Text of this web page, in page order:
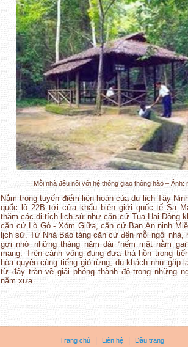
Mỗi nhà đều nối với hệ thống giao thông hào – Ảnh:
Nằm trong tuyến điểm liên hoàn của du lịch Tây
quốc lộ 22B tới cửa khẩu biên giới quốc tế Sa
thăm các di tích lịch sử như căn cứ Tua Hai Đồng
căn cứ Lò Gò - Xóm Giữa, căn cứ Ban An ninh
lịch sử. Từ Nhà Bảo tàng căn cứ đến mỗi ngôi nhà,
gợi nhớ những tháng năm dài “nếm mật nằm
mạng. Trên cánh võng đung đưa thả hồn trong
hòa quyện cùng tiếng gió rừng, du khách như gặp
từ đây tràn về giải phóng thành đô trong những
năm xưa…
Trang chủ Liên hệ Đầu trang